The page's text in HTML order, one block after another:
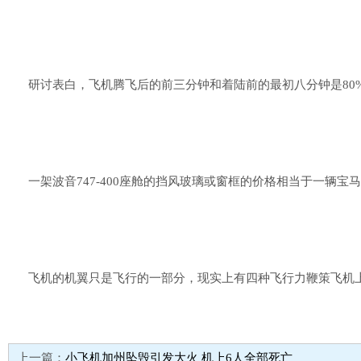
研讨表白，飞机腾飞后的前三分钟和着陆前的最初八分钟是
一架波音747-400座舱的挡风玻璃或窗框的价格相当于一辆宝
飞机的机翼只是飞行的一部分，现实上有四种飞行力鞭策飞
上一篇： 小飞机加州坠毁引发大火 机上6人全部死亡